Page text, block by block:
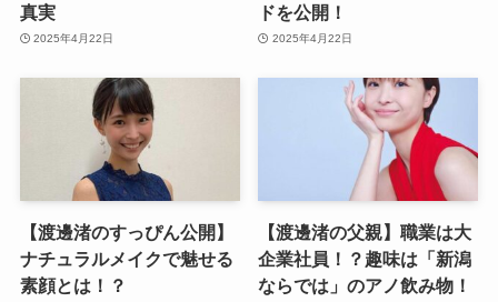
真実
2025年4月22日
ドを公開！
2025年4月22日
【渡邊渚のすっぴん公開】
ナチュラルメイクで魅せる
素顔とは！？
【渡邊渚の父親】職業は大
企業社員！？趣味は「新潟
ならでは」のアノ飲み物！